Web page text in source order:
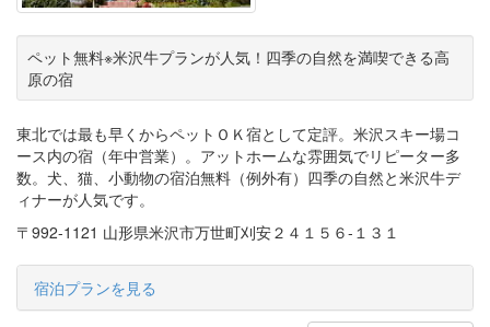
ペット無料※米沢牛プランが人気！四季の自然を満喫できる高
原の宿
東北では最も早くからペットＯＫ宿として定評。米沢スキー場コ
ース内の宿（年中営業）。アットホームな雰囲気でリピーター多
数。犬、猫、小動物の宿泊無料（例外有）四季の自然と米沢牛デ
ィナーが人気です。
〒992-1121 山形県米沢市万世町刈安２４１５６‐１３１
宿泊プランを見る